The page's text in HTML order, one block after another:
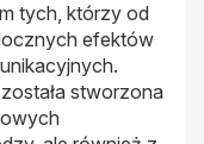
tych, którzy od
efektów
stworzona